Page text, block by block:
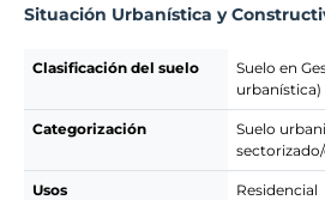
Situación Urbanística y
Clasificación del suelo
Suelo en
urbanística)
Categorización
Suelo
Usos Residencial